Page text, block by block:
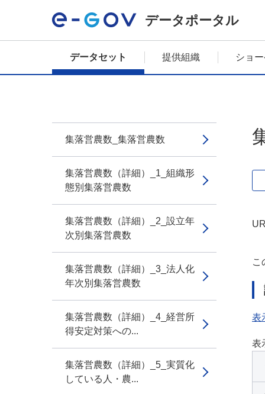
データポータル
データセット 提供組織 ショ
集落営農数_集落営農数
集落営農数（詳細）_1_組織形
態別集落営農数
集落営農数（詳細）_2_設立年
次別集落営農数
集落営農数（詳細）_3_法人化
年次別集落営農数
集落営農数（詳細）_4_経営所
得安定対策への...
集落営農数（詳細）_5_実質化
している人・農...
こ
表
表